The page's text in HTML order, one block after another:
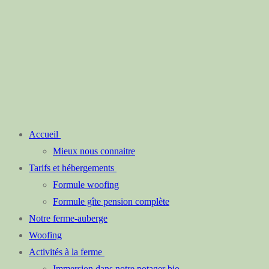
Accueil
Mieux nous connaitre
Tarifs et hébergements
Formule woofing
Formule gîte pension complète
Notre ferme-auberge
Woofing
Activités à la ferme